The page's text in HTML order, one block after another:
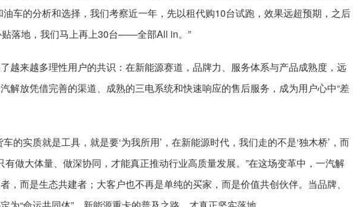
油车的分析和选择，我们考察近一年，先以租代购10台试跑，效果远超预期，之后
贴落地，我们马上再上30台——全部All in。”
越来越多理性用户的共识：在新能源赛道，品牌力、服务体系与产品成熟度，远
解放凭借完善的渠道、成熟的三电系统和快速响应的售后服务，成为用户心中“差
的实质就是工具，就是要‘为我所用’，在新能源时代，我们走的不是‘独木桥’，而
有做大体量、做深协同，才能真正推动行业高质量发展。”在这场变革中，一汽解
，而是生态共建者；大客户也不再是单纯的买家，而是价值共创伙伴。当品牌、